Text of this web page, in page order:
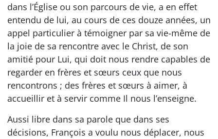
dans l’Église ou son parcours de vie, a en effet
entendu de lui, au cours de ces douze années, un
appel particulier à témoigner par sa vie-même de
la joie de sa rencontre avec le Christ, de son
amitié pour Lui, qui doit nous rendre capables de
regarder en frères et sœurs ceux que nous
rencontrons ; des frères et sœurs à aimer, à
accueillir et à servir comme Il nous l’enseigne.
Aussi libre dans sa parole que dans ses
décisions, François a voulu nous déplacer, nous